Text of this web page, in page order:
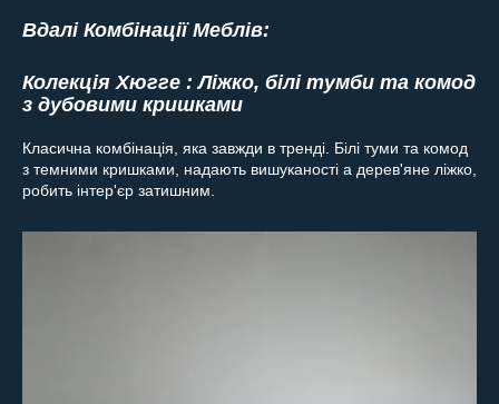
Вдалі Комбінації Меблів:
Колекція Хюгге : Ліжко, білі тумби та комод
з дубовими кришками
Класична комбінація, яка завжди в тренді. Білі туми та комод
з темними кришками, надають вишуканості а дерев'яне ліжко,
робить інтер'єр затишним.